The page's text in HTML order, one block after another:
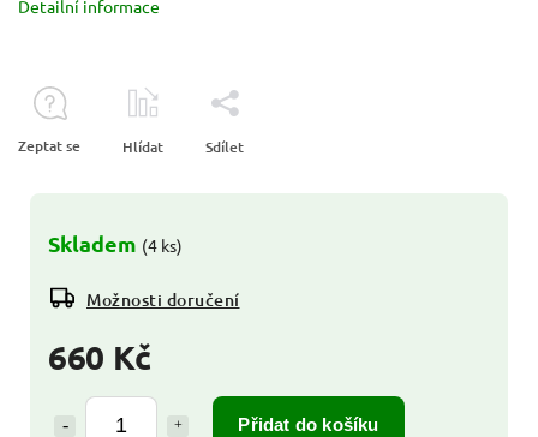
660 Kč
Přidat do košíku
Skladem (4 ks)
Možnosti doručení
Detailní informace
Zeptat se Hlídat Sdílet